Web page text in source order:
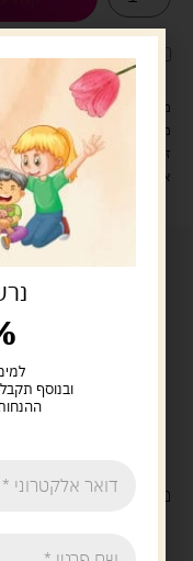
לארוז את המוצר
מעל 329 ש"ח, משלוח עם שליח עד הבית חינם! – 0 ₪
משלוח עם שליח עד הבית: 29 ש"ח
זמן אספקה: עד 4 ימי עסקים.
איסוף עצמי: מ"ביתר טויס" רחוב בניין דוד
משלוח חינםבקנייה מעל 329 ש"ח
ובנוסף